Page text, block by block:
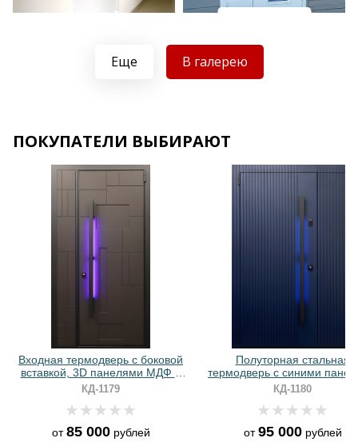
Хочу такую
Хочу такую
Еще В галерею
ПОКУПАТЕЛИ ВЫБИРАЮТ
Входная термодверь с боковой
вставкой, 3D панелями МДФ и
ручкой с подсветкой
КД-1179
от85 000рублей
Полуторная стальная
термодверь с синими
МДФ RAL и ручкой с
подсветкой
КД-1180
от95 000рублей